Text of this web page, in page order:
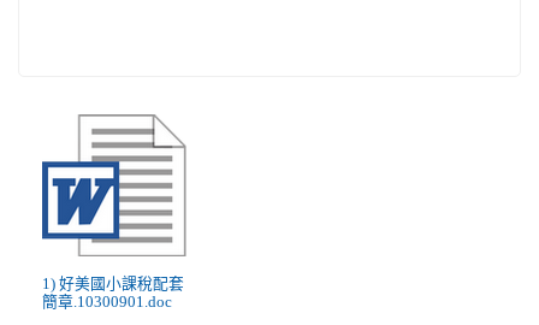
1) 好美國小課稅配套
簡章.10300901.doc